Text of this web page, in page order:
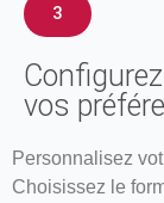
3
vos
Personnalisez
Choisissez le